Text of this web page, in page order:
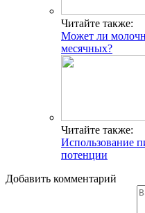
Читайте также:
Может ли
месячных?
Читайте также:
Использование
потенции
Добавить комментарий